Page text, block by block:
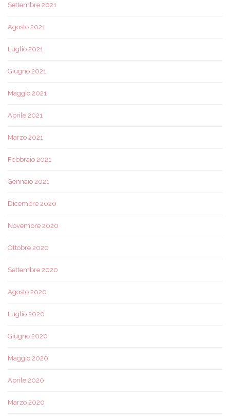
Settembre 2021
Agosto 2021
Luglio 2021
Giugno 2021
Maggio 2021
Aprile 2021
Marzo 2021
Febbraio 2021
Gennaio 2021
Dicembre 2020
Novembre 2020
Ottobre 2020
Settembre 2020
Agosto 2020
Luglio 2020
Giugno 2020
Maggio 2020
Aprile 2020
Marzo 2020